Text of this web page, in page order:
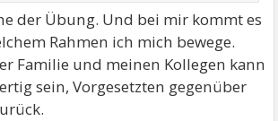
der Übung. Und bei mir kommt es
Rahmen ich mich bewege.
Familie und meinen Kollegen kann
sein, Vorgesetzten gegenüber